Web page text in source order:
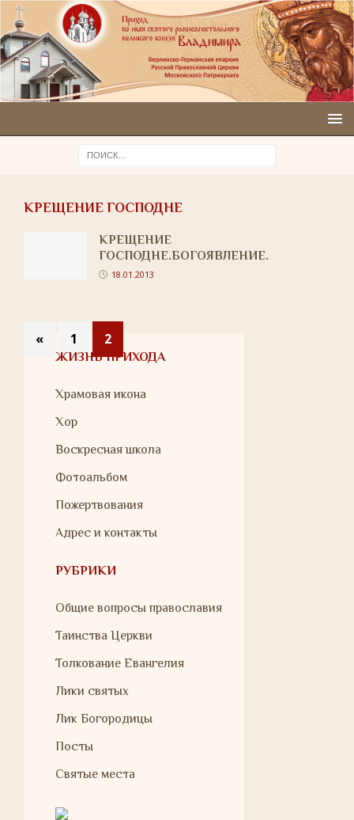
КРЕЩЕНИЕ ГОСПОДНЕ
КРЕЩЕНИЕ
ГОСПОДНЕ.БОГОЯВЛЕНИЕ.
18.01.2013
« 1 2
ЖИЗНЬ ПРИХОДА
Храмовая икона
Хор
Воскресная школа
Фотоальбом
Пожертвования
Адрес и контакты
РУБРИКИ
Общие вопросы православия
Таинства Церкви
Толкование Евангелия
Лики святых
Лик Богородицы
Посты
Святые места